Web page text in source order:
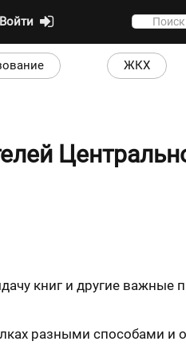
Войти
ЖКХ
книг и другие важные
разными способами и